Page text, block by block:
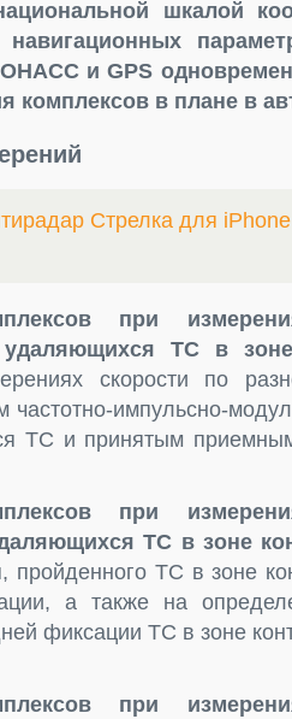
шкалой
и GPS
комплексов в плане в
Стрелка для
при
ТС в зоне
скорости по
импульсно-
ТС и принятым
при
ТС в зоне
пройденного ТС в зоне
а также на
фиксации ТС в зоне
при